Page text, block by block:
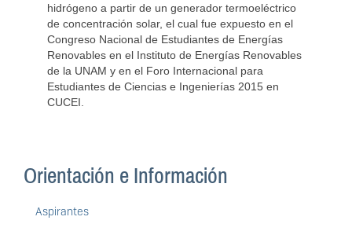
hidrógeno a partir de un generador termoeléctrico
de concentración solar, el cual fue expuesto en el
Congreso Nacional de Estudiantes de Energías
Renovables en el Instituto de Energías Renovables
de la UNAM y en el Foro Internacional para
Estudiantes de Ciencias e Ingenierías 2015 en
CUCEI.
Orientación e Información
Aspirantes